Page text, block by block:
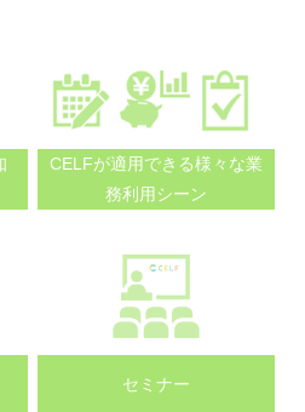
CELFが適用できる様々な業
務利用シーン
セミナー